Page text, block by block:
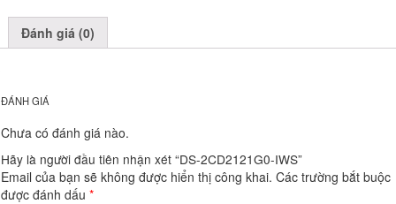
Đánh giá (0)
ĐÁNH GIÁ
Chưa có đánh giá nào.
Hãy là người đầu tiên nhận xét “DS-2CD2121G0-IWS”
Email của bạn sẽ không được hiển thị công khai. Các trường bắt buộc
được đánh dấu *